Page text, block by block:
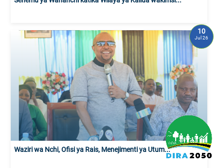
Waziri wa Nchi, Ofisi ya Rais, Menejimenti ya Utum...
10
Jul 26